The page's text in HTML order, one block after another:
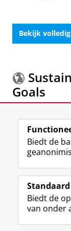
Bekijk
Goals
Meer
Goals.
Studiekiezers
Biedt de
Standaard
Biedt de
van onder